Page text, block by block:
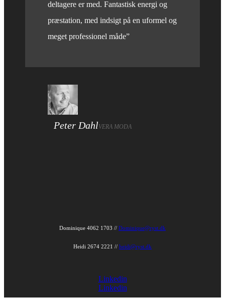
deltagere er med. Fantastisk energi og
præstation, med indsigt på en uformel og
meget professionel måde”
Peter DahlVERA MODA
Dominique 4062 1703 // Dominique@ryst.dk
Heidi 2674 2221 // heidi@ryst.dk
Linkedin
Linkedin